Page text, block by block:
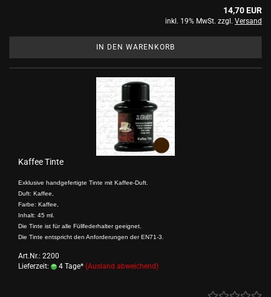
14,70 EUR
inkl. 19% MwSt. zzgl. Versand
IN DEN WARENKORB
Kaffee Tinte
Exklusive handgefertigte Tinte mit Kaffee-Duft.
Duft: Kaffee,
Farbe: Kaffee,
Inhalt: 45 ml.
Die Tinte ist für alle Füllfederhalter geeignet.
Die Tinte entspricht den Anforderungen der EN71-3.
Art.Nr.: 2200
Lieferzeit:
4 Tage* (Ausland abweichend)